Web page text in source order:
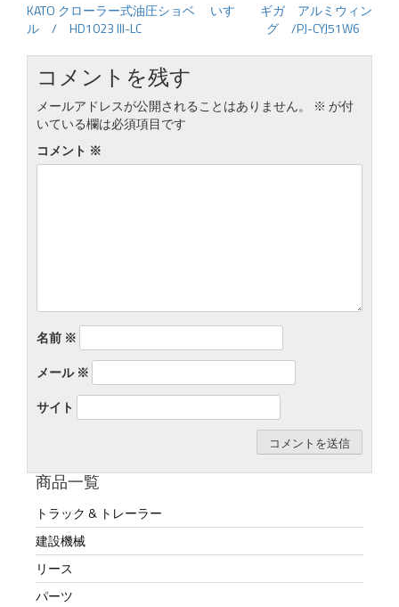
投
稿
ナ
ビ
ゲ
ー
シ
KATO クローラー式油圧ショベ
ル / HD1023 III-LC
いすゞ ギガ アルミウィン
グ /PJ-CYJ51W6
コメントを残す
メールアドレスが公開されることはありません。 ※ が付
いている欄は必須項目です
コメント ※
名前 ※
メール※
サイト
商品一覧
トラック & トレーラー
建設機械
リース
パーツ